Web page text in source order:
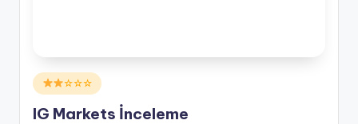
Posted
in
☆☆☆
IG Markets İnceleme